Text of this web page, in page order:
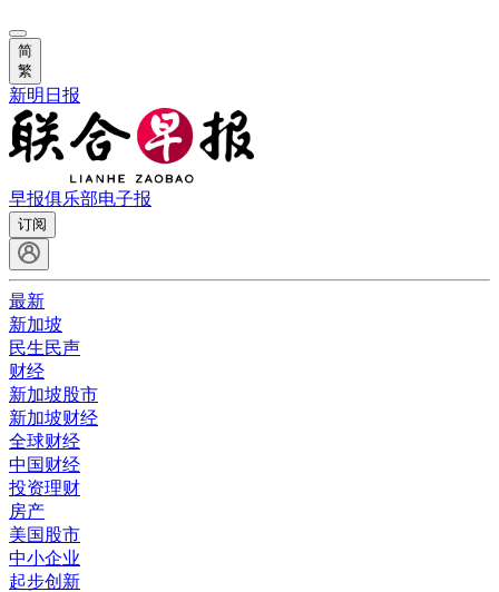
简
繁
新明日报
早报俱乐部电子报
订阅
最新
新加坡
民生民声
财经
新加坡股市
新加坡财经
全球财经
中国财经
投资理财
房产
美国股市
中小企业
起步创新